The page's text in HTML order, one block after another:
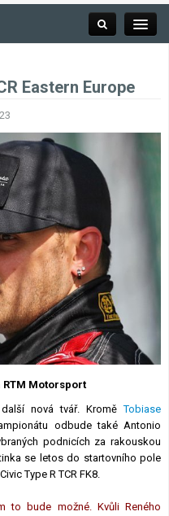
Závodní série
Kalendář F1
Výsledky F1
Týmy a jezdci F1
Okruhy F1
Lexikon F1
Eastern Europe
Motorsport
další nová tvář. KroměTobiase
odbude také Antonio
podnicích za rakouskou
se letos do startovního pole
Type R TCR FK8.
to bude možné. Kvůli Reného